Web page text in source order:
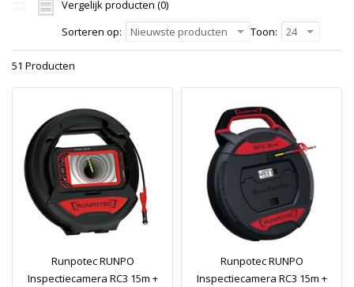
Vergelijk producten (0)
Sorteren op:
Nieuwste producten Toon: 24
51 Producten
Runpotec RUNPO
Inspectiecamera RC3 15m +
Runpotec RUNPO
Inspectiecamera RC3 15m +